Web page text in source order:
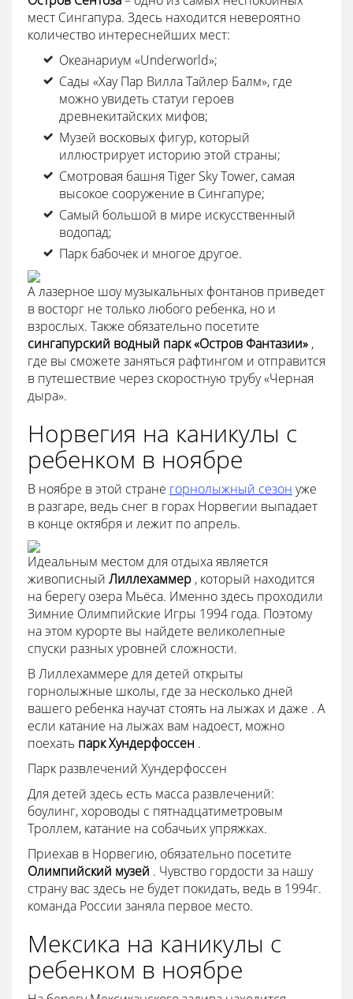
мест Сингапура. Здесь находится невероятно
количество интереснейших мест:
Океанариум «Underworld»;
Сады «Хау Пар Вилла Тайлер Балм», где
можно увидеть статуи героев
древнекитайских мифов;
Музей восковых фигур, который
иллюстрирует историю этой страны;
Смотровая башня Tiger Sky Tower, самая
высокое сооружение в Сингапуре;
Самый большой в мире искусственный
водопад;
Парк бабочек и многое другое.
А лазерное шоу музыкальных фонтанов приведет
в восторг не только любого ребенка, но и
взрослых. Также обязательно посетите
сингапурский водный парк «Остров Фантазии» ,
где вы сможете заняться рафтингом и отправится
в путешествие через скоростную трубу «Черная
дыра».
Норвегия на каникулы с
ребенком в ноябре
В ноябре в этой стране горнолыжный сезон уже
в разгаре, ведь снег в горах Норвегии выпадает
в конце октября и лежит по апрель.
Идеальным местом для отдыха является
живописный Лиллехаммер , который находится
на берегу озера Мьёса. Именно здесь проходили
Зимние Олимпийские Игры 1994 года. Поэтому
на этом курорте вы найдете великолепные
спуски разных уровней сложности.
В Лиллехаммере для детей открыты
горнолыжные школы, где за несколько дней
вашего ребенка научат стоять на лыжах и даже . А
если катание на лыжах вам надоест, можно
поехать парк Хундерфоссен .
Парк развлечений Хундерфоссен
Для детей здесь есть масса развлечений:
боулинг, хороводы с пятнадцатиметровым
Троллем, катание на собачьих упряжках.
Приехав в Норвегию, обязательно посетите
Олимпийский музей . Чувство гордости за нашу
страну вас здесь не будет покидать, ведь в 1994г.
команда России заняла первое место.
Мексика на каникулы с
ребенком в ноябре